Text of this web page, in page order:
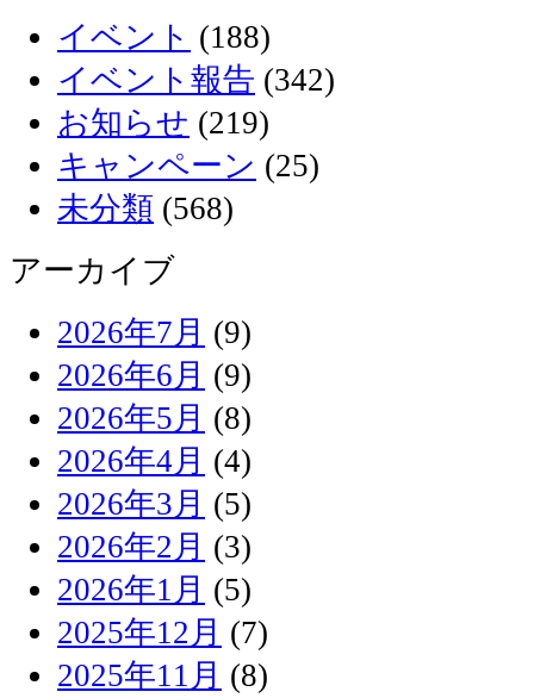
イベント (188)
イベント報告 (342)
お知らせ (219)
キャンペーン (25)
未分類 (568)
アーカイブ
2026年7月 (9)
2026年6月 (9)
2026年5月 (8)
2026年4月 (4)
2026年3月 (5)
2026年2月 (3)
2026年1月 (5)
2025年12月 (7)
2025年11月 (8)